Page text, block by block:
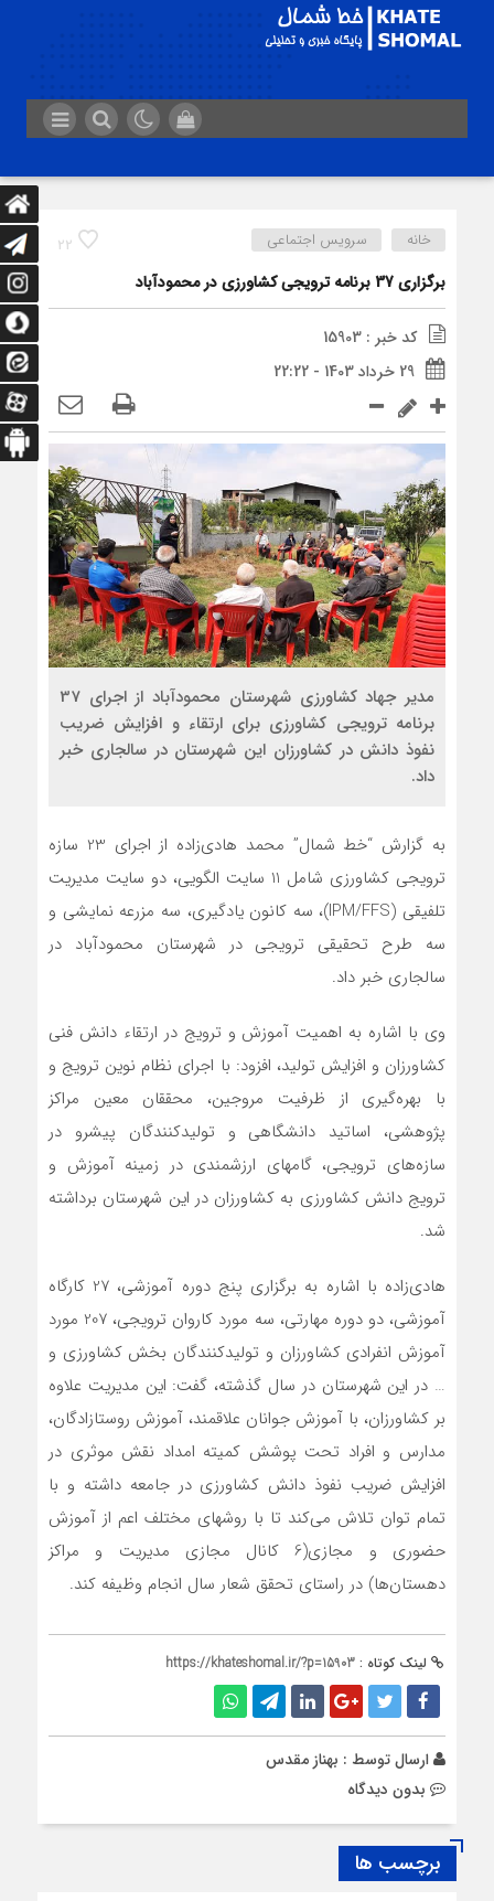
22 خانه سرویس اجتماعی
برگزاری 37 برنامه ترویجی کشاورزی در محمودآباد
کد خبر : 15903
29 خرداد 1403 - 22:22
مدیر جهاد کشاورزی شهرستان محمودآباد از اجرای 37
برنامه ترویجی کشاورزی برای ارتقاء و افزایش ضریب
نفوذ دانش در کشاورزان این شهرستان در سالجاری خبر
داد.
به گزارش “خط شمال” محمد هادی‌زاده از اجرای 23 سازه
ترویجی کشاورزی شامل 11 سایت الگویی، دو سایت مدیریت
تلفیقی (IPM/FFS)، سه کانون یادگیری، سه مزرعه نمایشی و
سه طرح تحقیقی ترویجی در شهرستان محمودآباد در
سالجاری خبر داد.
وی با اشاره به اهمیت آموزش و ترویج در ارتقاء دانش فنی
کشاورزان و افزایش تولید، افزود: با اجرای نظام نوین ترویج و
با بهره‌گیری از ظرفیت مروجین، محققان معین مراکز
پژوهشی، اساتید دانشگاهی و تولیدکنندگان پیشرو در
سازه‌های ترویجی، گامهای ارزشمندی در زمینه آموزش و
ترویج دانش کشاورزی به کشاورزان در این شهرستان برداشته
شد.
هادی‌زاده با اشاره به برگزاری پنج دوره آموزشی، 27 کارگاه
آموزشی، دو دوره مهارتی، سه مورد کاروان ترویجی، 207 مورد
آموزش انفرادی کشاورزان و تولیدکنندگان بخش کشاورزی و
… در این شهرستان در سال گذشته، گفت: این مدیریت علاوه
بر کشاورزان، با آموزش جوانان علاقمند، آموزش روستازادگان،
مدارس و افراد تحت پوشش کمیته امداد نقش موثری در
افزایش ضریب نفوذ دانش کشاورزی در جامعه داشته و با
تمام توان تلاش می‌کند تا با روشهای مختلف اعم از آموزش
حضوری و مجازی(6 کانال مجازی مدیریت و مراکز
دهستان‌ها) در راستای تحقق شعار سال انجام وظیفه کند.
لینک کوتاه : https://khateshomal.ir/?p=15903
ارسال توسط : بهناز مقدس
بدون دیدگاه
برچسب ها